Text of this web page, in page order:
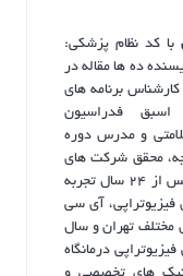
با کد نظام پزشکی:
ده ها مقاله در
کارشناس برنامه های
اسبق فدراسیون
و مدرس دوره
محقق شرکت های
سازنده تجهیزات فیزیوتراپی،پس از ۲۴ سال تجربه
فیزیوتراپی، آی سی
مختلف تهران و سال
درمانگاه